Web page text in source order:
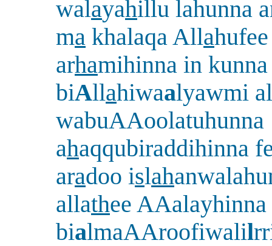
walayahillu lahunna
ma khalaqa Allahufee
arhamihinna in
biAllahiwaalyawmi
wabuAAoolatuhunna
ahaqqubiraddihinna
aradoo islah
allathee AAalayhinna
bialmaAAroofiwalil